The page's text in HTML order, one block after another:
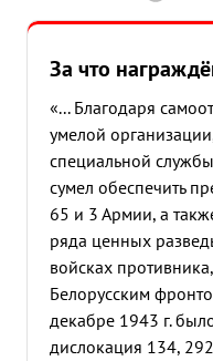
За что
«... Благодаря
умелой
специальной
сумел обеспечить
65 и 3 Армии, а
ряда ценных
войсках
Белорусским
декабре 1943 г.
дислокация 134,